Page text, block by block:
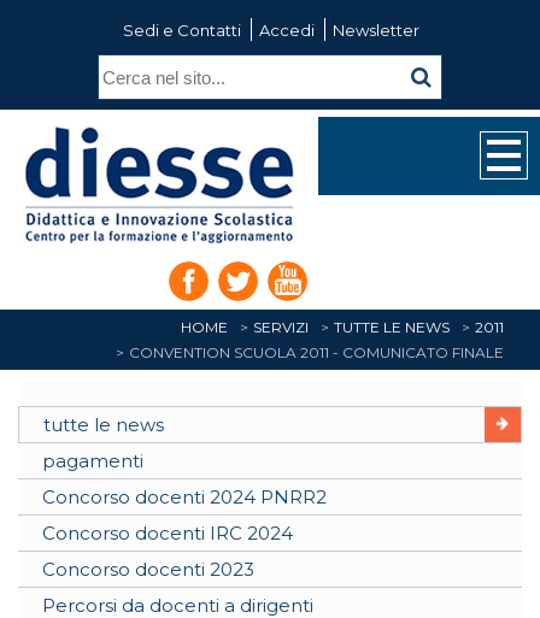
Sedi e Contatti Accedi Newsletter
HOME SERVIZI TUTTE LE NEWS
2011
CONVENTION SCUOLA 2011 - COMUNICATO FINALE
tutte le news
pagamenti
Concorso docenti 2024 PNRR2
Concorso docenti IRC 2024
Concorso docenti 2023
Percorsi da docenti a dirigenti